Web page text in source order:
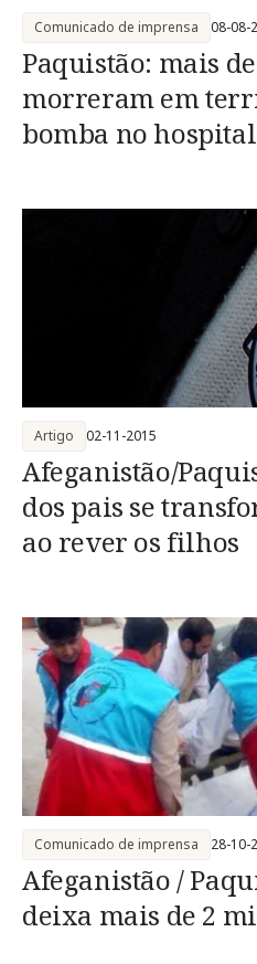
Paquistão: mais
morreram em
bomba no
Comunicado de imprensa 08-08-
Afeganistão/
dos pais se
ao rever os filhos
Artigo 02-11-2015
Afeganistão /
deixa mais de 2
Comunicado de imprensa 28-10-